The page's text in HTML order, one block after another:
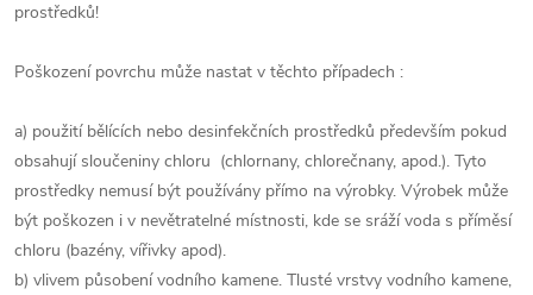
prostředků!
Poškození povrchu může nastat v těchto případech :
a) použití bělících nebo desinfekčních prostředků především pokud
obsahují sloučeniny chloru (chlornany, chlorečnany, apod.). Tyto
prostředky nemusí být používány přímo na výrobky. Výrobek může
být poškozen i v nevětratelné místnosti, kde se sráží voda s příměsí
chloru (bazény, vířivky apod).
b) vlivem působení vodního kamene. Tlusté vrstvy vodního kamene,